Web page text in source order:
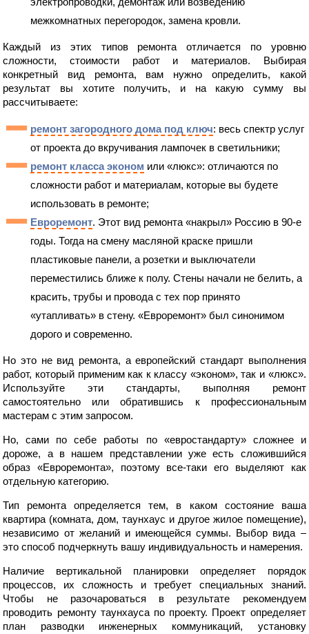
межкомнатных перегородок, замена кровли.
Каждый из этих типов ремонта отличается по уровню
сложности, стоимости работ и материалов. Выбирая
конкретный вид ремонта, вам нужно определить, какой
результат вы хотите получить, и на какую сумму вы
рассчитываете:
ремонт загородного дома под ключ: весь спектр услуг
от проекта до вкручивания лампочек в светильники;
ремонт класса эконом или «люкс»: отличаются по
сложности работ и материалам, которые вы будете
использовать в ремонте;
Евроремонт. Этот вид ремонта «накрыл» Россию в 90-е
годы. Тогда на смену масляной краске пришли
пластиковые панели, а розетки и выключатели
переместились ближе к полу. Стены начали не белить, а
красить, трубы и провода с тех пор принято
«утапливать» в стену. «Евроремонт» был синонимом
дорого и современно.
Но это не вид ремонта, а европейский стандарт выполнения
работ, который применим как к классу «эконом», так и «люкс».
Используйте эти стандарты, выполняя ремонт
самостоятельно или обратившись к профессиональным
мастерам с этим запросом.
Но, сами по себе работы по «евростандарту» сложнее и
дороже, а в нашем представлении уже есть сложившийся
образ «Евроремонта», поэтому все-таки его выделяют как
отдельную категорию.
Тип ремонта определяется тем, в каком состояние ваша
квартира (комната, дом, таунхаус и другое жилое помещение),
независимо от желаний и имеющейся суммы. Выбор вида –
это способ подчеркнуть вашу индивидуальность и намерения.
Наличие вертикальной планировки определяет порядок
процессов, их сложность и требует специальных знаний.
Чтобы не разочароваться в результате рекомендуем
проводить ремонту таунхауса по проекту. Проект определяет
план разводки инженерных коммуникаций, установку